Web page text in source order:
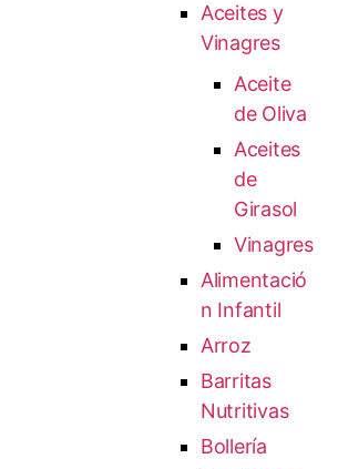
Aceites y
Vinagres
Aceite
de Oliva
Aceites
de
Girasol
Vinagres
Alimentació
n Infantil
Arroz
Barritas
Nutritivas
Bollería